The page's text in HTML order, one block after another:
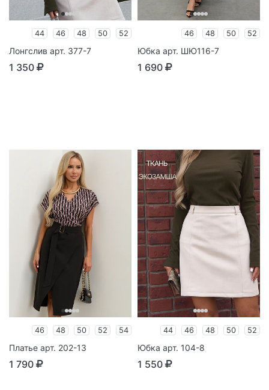
44 46 48 50 52
Лонгслив арт. 377-7
1 350
46 48 50 52
Юбка арт. ШЮ116-7
1 690
46 48 50 52 54
Платье арт. 202-13
1 790
44 46 48 50 52
Юбка арт. 104-8
1 550